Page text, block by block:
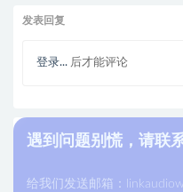
发表回复
登录... 后才能评论
遇到问题别慌，请联系
给我们发送邮箱：